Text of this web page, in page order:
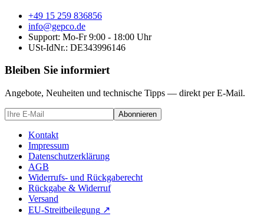
+49 15 259 836856
info@gepco.de
Support: Mo-Fr 9:00 - 18:00 Uhr
USt-IdNr.: DE343996146
Bleiben Sie informiert
Angebote, Neuheiten und technische Tipps — direkt per E-Mail.
Abonnieren
Kontakt
Impressum
Datenschutzerklärung
AGB
Widerrufs- und Rückgaberecht
Rückgabe & Widerruf
Versand
EU-Streitbeilegung ↗